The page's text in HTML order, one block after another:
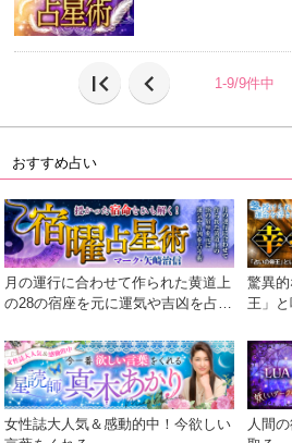
first_page chevron_left 1-9/9件中
おすすめ占い
月の運行に合わせて作られた黄道上
の28の宿座を元に運気や吉凶を占う
驚異
王」
女性誌大人気＆感動的中！今欲しい
人間